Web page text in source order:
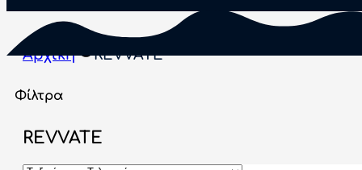
Αρχική REVVATE
Φίλτρα
REVVATE